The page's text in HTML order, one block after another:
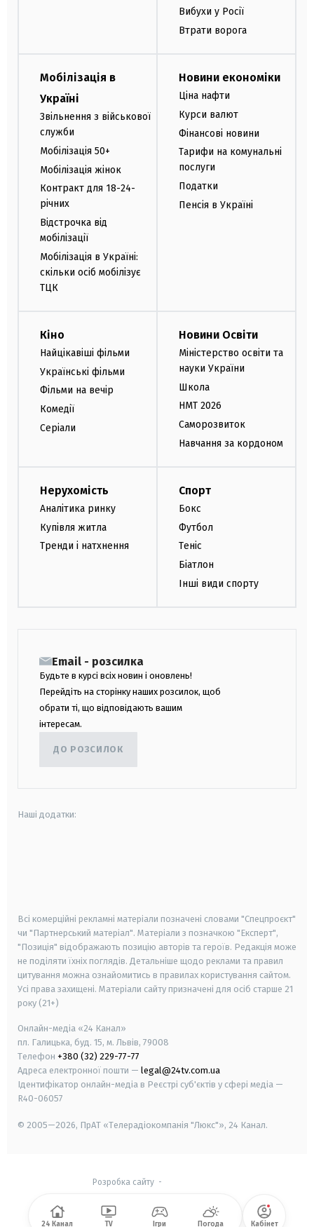
Вибухи у Росії
Втрати ворога
Мобілізація в
Україні
Звільнення з військової
служби
Мобілізація 50+
Мобілізація жінок
Контракт для 18-24-
річних
Відстрочка від
мобілізації
Мобілізація в Україні:
скільки осіб мобілізує
ТЦК
Новини економіки
Ціна нафти
Курси валют
Фінансові новини
Тарифи на комунальні
послуги
Податки
Пенсія в Україні
Кіно
Найцікавіші фільми
Українські фільми
Фільми на вечір
Комедії
Серіали
Новини Освіти
Міністерство освіти та
науки України
Школа
НМТ 2026
Саморозвиток
Навчання за кордоном
Нерухомість
Аналітика ринку
Купівля житла
Тренди і натхнення
Спорт
Бокс
Футбол
Теніс
Біатлон
Інші види спорту
Email - розсилка
Будьте в курсі всіх новин і оновлень!
Перейдіть на сторінку наших розсилок, щоб
обрати ті, що відповідають вашим
інтересам.
ДО РОЗСИЛОК
Наші додатки:
Всі комерційні рекламні матеріали позначені словами "Спецпроєкт"
чи "Партнерський матеріал". Матеріали з позначкою "Експерт",
"Позиція" відображають позицію авторів та героїв. Редакція може
не поділяти їхніх поглядів. Детальніше щодо реклами та правил
цитування можна ознайомитись в правилах користування сайтом.
Усі права захищені. Матеріали сайту призначені для осіб старше 21
року (21+)
Онлайн-медіа «24 Канал»
пл. Галицька, буд. 15, м. Львів, 79008
Телефон +380 (32) 229-77-77
Адреса електронної пошти — legal@24tv.com.ua
Ідентифікатор онлайн-медіа в Реєстрі суб'єктів у сфері медіа —
R40-06057
© 2005—2026, ПрАТ «Телерадіокомпанія "Люкс"», 24 Канал.
Розробка сайту-
24 Канал TV Ігри Погода Кабінет